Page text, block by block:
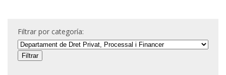
Filtrar por categoría: